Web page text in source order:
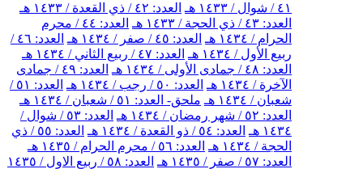
٤١ / شوال / ١٤٣٣ هـ
العدد: ٤٢ / ذي القعدة / ١٤٣٣ هـ
العدد: ٤٣ / ذي الحجة / ١٤٣٣ هـ
العدد: ٤٤ / محرم
الحرام / ١٤٣٤ هـ
العدد: ٤٥ / صفر / ١٤٣٤ هـ
العدد: ٤٦ /
ربيع الأول / ١٤٣٤ هـ
العدد: ٤٧ / ربيع الثاني / ١٤٣٤ هـ
العدد: ٤٨ / جمادى الأولى / ١٤٣٤ هـ
العدد: ٤٩ / جمادى
الآخرة / ١٤٣٤ هـ
العدد: ٥٠ / رجب / ١٤٣٤ هـ
العدد: ٥١ /
شعبان / ١٤٣٤ هـ
ملحق- العدد: ٥١ / شعبان / ١٤٣٤ هـ
العدد: ٥٢ / شهر رمضان / ١٤٣٤ هـ
العدد: ٥٣ / شوال /
١٤٣٤ هـ
العدد: ٥٤ / ذو القعدة / ١٤٣٤ هـ
العدد: ٥٥ / ذي
الحجة / ١٤٣٤ هـ
العدد: ٥٦ / محرم الحرام / ١٤٣٥ هـ
العدد: ٥٧ / صفر / ١٤٣٥ هـ
العدد: ٥٨ / ربيع الاول / ١٤٣٥